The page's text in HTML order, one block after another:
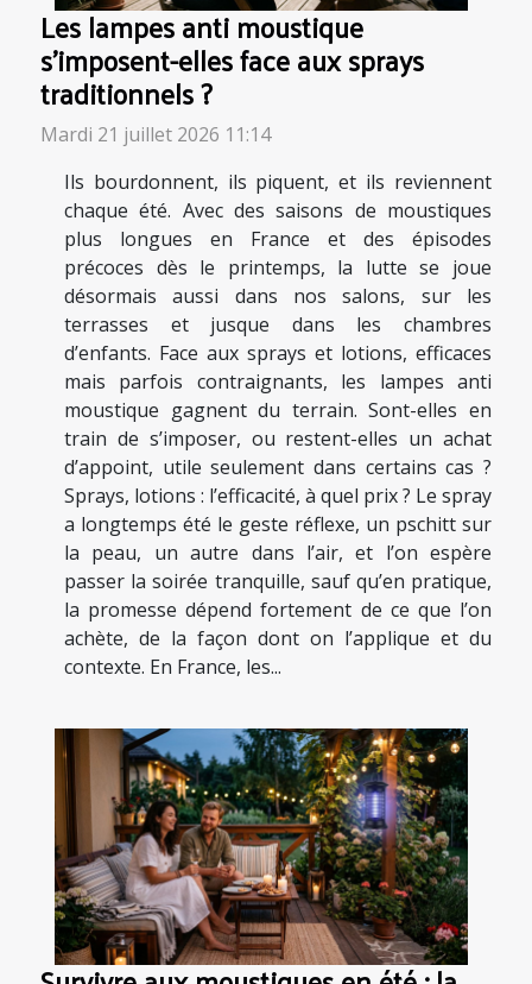
Les lampes anti moustique
s’imposent-elles face aux sprays
traditionnels ?
Mardi 21 juillet 2026 11:14
Ils bourdonnent, ils piquent, et ils reviennent
chaque été. Avec des saisons de moustiques
plus longues en France et des épisodes
précoces dès le printemps, la lutte se joue
désormais aussi dans nos salons, sur les
terrasses et jusque dans les chambres
d’enfants. Face aux sprays et lotions, efficaces
mais parfois contraignants, les lampes anti
moustique gagnent du terrain. Sont-elles en
train de s’imposer, ou restent-elles un achat
d’appoint, utile seulement dans certains cas ?
Sprays, lotions : l’efficacité, à quel prix ? Le spray
a longtemps été le geste réflexe, un pschitt sur
la peau, un autre dans l’air, et l’on espère
passer la soirée tranquille, sauf qu’en pratique,
la promesse dépend fortement de ce que l’on
achète, de la façon dont on l’applique et du
contexte. En France, les...